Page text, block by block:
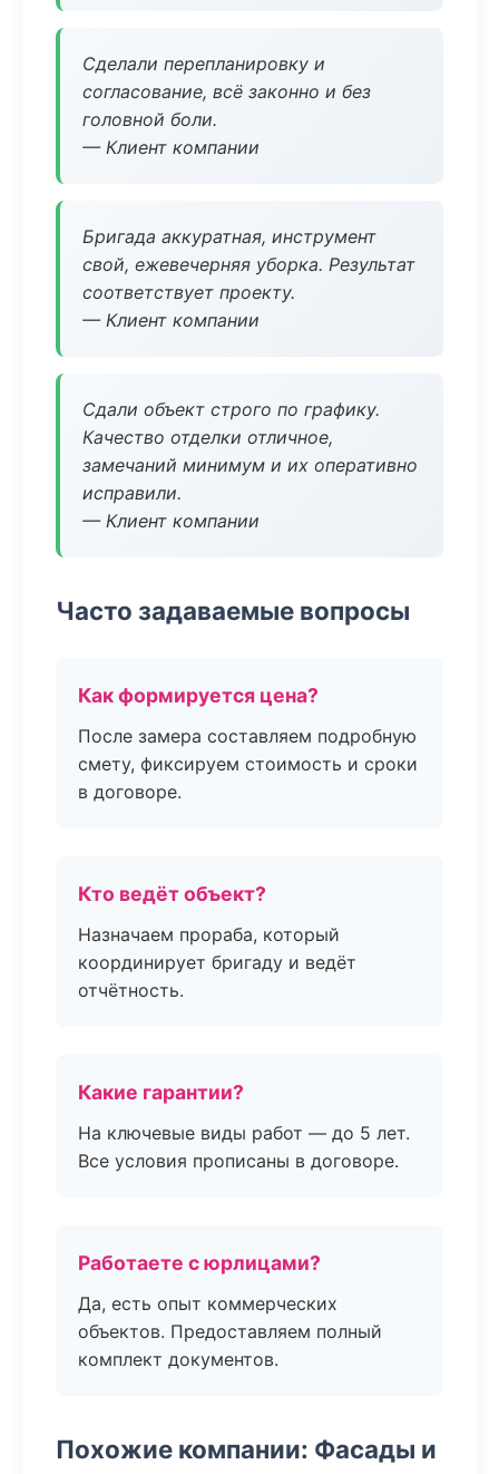
Сделали перепланировку и
согласование, всё законно и без
головной боли.
— Клиент компании
Бригада аккуратная, инструмент
свой, ежевечерняя уборка. Результат
соответствует проекту.
— Клиент компании
Сдали объект строго по графику.
Качество отделки отличное,
замечаний минимум и их оперативно
исправили.
— Клиент компании
Часто задаваемые вопросы
Как формируется цена?
После замера составляем подробную
смету, фиксируем стоимость и сроки
в договоре.
Кто ведёт объект?
Назначаем прораба, который
координирует бригаду и ведёт
отчётность.
Какие гарантии?
На ключевые виды работ — до 5 лет.
Все условия прописаны в договоре.
Работаете с юрлицами?
Да, есть опыт коммерческих
объектов. Предоставляем полный
комплект документов.
Похожие компании: Фасады и